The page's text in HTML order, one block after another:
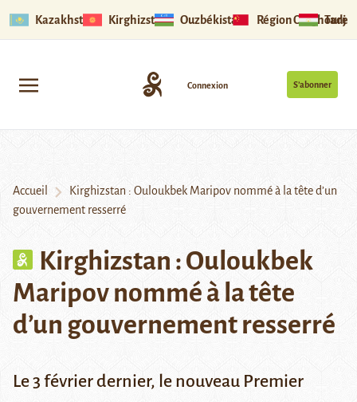
Kazakhstan Kirghizstan Ouzbékistan Région Ouïghoure
S’abonner
Connexion
Accueil
Kirghizstan : Ouloukbek Maripov nommé à la tête d’un
gouvernement resserré
Kirghizstan : Ouloukbek
Maripov nommé à la tête
d’un gouvernement resserré
Le 3 février dernier, le nouveau Premier